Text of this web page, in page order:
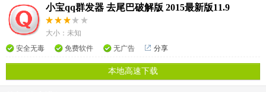
小宝qq群发器 去尾巴破解版 2015最新版11.9
大小：未知
安全无毒
免费软件 无广告 分享
本地高速下载